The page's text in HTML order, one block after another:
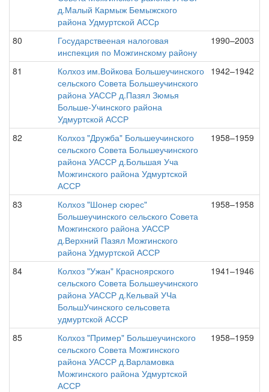
д.Малый Кармыж Бемыжского
района Удмуртской АССр
80
Государствееная налоговая
инспекция по Можгинскому району
1990–2003
81
Колхоз им.Войкова Большеучинского
сельского Совета Большеучинского
района УАССР д.Пазял Зюмья
Больше-Учинского района
Удмуртской АССР
1942–1942
82
Колхоз "Дружба" Большеучинского
сельского Совета Большеучинского
района УАССР д.Большая Уча
Можгинского района Удмуртской
АССР
1958–1959
83
Колхоз "Шонер сюрес"
Большеучинского сельского Совета
Можгинского района УАССР
д.Верхний Пазял Можгинского
района Удмуртской АССР
1958–1958
84
Колхоз "Ужан" Красноярского
сельского Совета Большеучинского
района УАССР д.Кельвай УЧа
БольшУчинского сельсовета
удмуртской АССР
1941–1946
85
Колхоз "Пример" Большеучинского
сельского Совета Можгинского
района УАССР д.Варламовка
Можгинского района Удмуртской
АССР
1958–1959